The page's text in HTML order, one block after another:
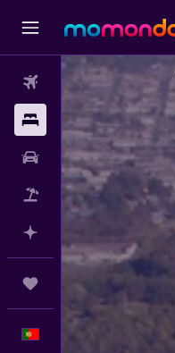
Voos
Alojamentos
Carros
Pacotes
Português